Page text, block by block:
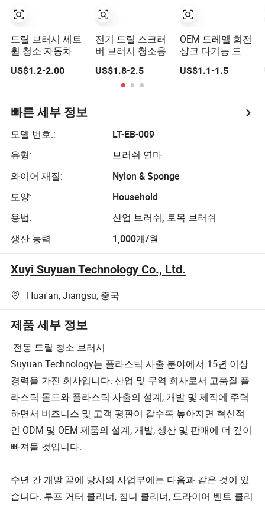
드릴 브러시 세트
휠 청소 자동차 세
US$1.2-2.00
전기 드릴 스크러
버 브러시 청소용
US$1.8-2.5
OEM 드레멜 회전
샹크 다기능 드릴
시 부드러운 액세
브러시 흰색 OEM
US$1.1-1.5
빠른 세부 정보
모델 번호.:
LT-EB-009
유형:
브러쉬 연마
와이어 재질:
Nylon & Sponge
모양:
Household
용법:
산업 브러쉬, 토목 브러쉬
생산 능력:
1,000개/월
Xuyi Suyuan Technology Co., Ltd.
Huai'an, Jiangsu, 중국
제품 세부 정보
전동 드릴 청소 브러시
Suyuan Technology는 플라스틱 사출 분야에서 15년 이상
경력을 가진 회사입니다. 산업 및 무역 회사로서 고품질 플
라스틱 몰드와 플라스틱 사출의 설계, 개발 및 제작에 주력
하면서 비즈니스 및 고객 평판이 갈수록 높아지면 혁신적
인 ODM 및 OEM 제품의 설계, 개발, 생산 및 판매에 더 깊이
빠져들 것입니다.
수년 간 개발 끝에 당사의 사업부에는 다음과 같은 것이 있
습니다. 루프 거터 클리너, 침니 클리너, 드라이어 벤트 클리